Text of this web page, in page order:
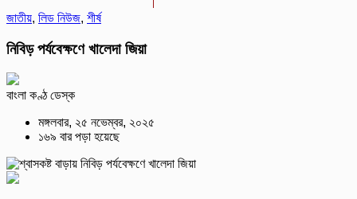
জাতীয়, লিড নিউজ, শীর্ষ
নিবিড় পর্যবেক্ষণে খালেদা জিয়া
বাংলা কণ্ঠ ডেস্ক
মঙ্গলবার, ২৫ নভেম্বর, ২০২৫
১৬৯ বার পড়া হয়েছে